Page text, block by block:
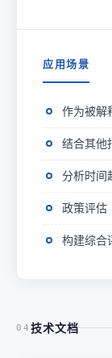
应用场景
作为被解
结合其他
分析时间
政策评估
构建综合
04 技术文档